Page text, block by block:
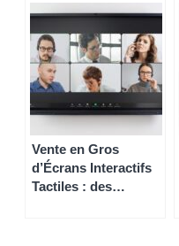
Vente en Gros
d’Écrans Interactifs
Tactiles : des